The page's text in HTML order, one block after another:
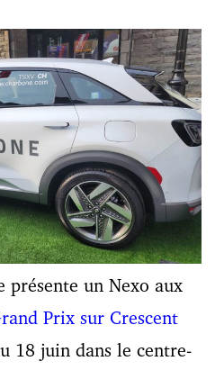
présente un Nexo aux
Prix sur Crescent
18 juin dans le centre-